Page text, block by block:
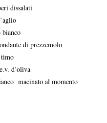
dissalati
di prezzemolo
d’oliva
macinato al momento